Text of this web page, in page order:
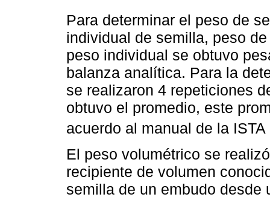
Para determinar el peso de
individual de semilla, peso
peso individual se obtuvo
balanza analítica. Para la
se realizaron 4 repeticiones
obtuvo el promedio, este
acuerdo al manual de la ISTA
El peso volumétrico se
recipiente de volumen
semilla de un embudo desde